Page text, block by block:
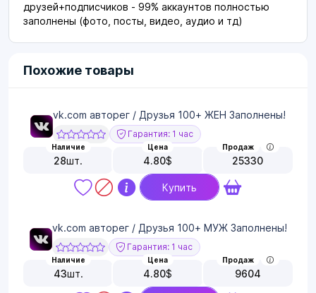
друзей+подписчиков - 99% аккаунтов полностью
заполнены (фото, посты, видео, аудио и тд)
Похожие товары
vk.com авторег / Друзья 100+ ЖЕН Заполнены!
Гарантия: 1 час
Наличие
28шт.
Цена
4.80$
Продаж
25330
Купить
vk.com авторег / Друзья 100+ МУЖ Заполнены!
Гарантия: 1 час
Наличие
43шт.
Цена
4.80$
Продаж
9604